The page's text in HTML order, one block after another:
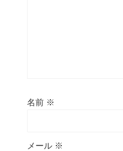
名前 ※
メール ※